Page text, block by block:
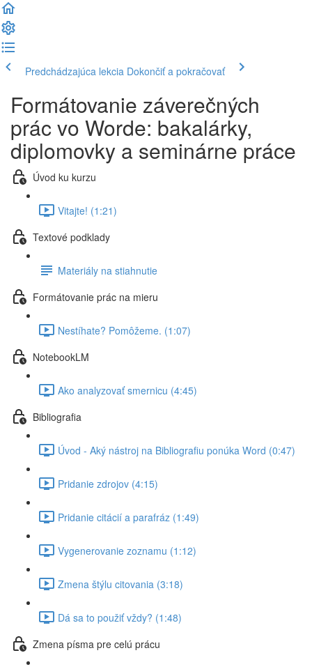
Predchádzajúca lekcia Dokončiť a pokračovať
Formátovanie záverečných
prác vo Worde: bakalárky,
diplomovky a seminárne práce
Úvod ku kurzu
Vitajte! (1:21)
Textové podklady
Materiály na stiahnutie
Formátovanie prác na mieru
Nestíhate? Pomôžeme. (1:07)
NotebookLM
Ako analyzovať smernicu (4:45)
Bibliografia
Úvod - Aký nástroj na Bibliografiu ponúka Word (0:47)
Pridanie zdrojov (4:15)
Pridanie citácií a parafráz (1:49)
Vygenerovanie zoznamu (1:12)
Zmena štýlu citovania (3:18)
Dá sa to použiť vždy? (1:48)
Zmena písma pre celú prácu